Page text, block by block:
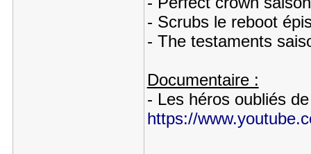
- Scrubs le reboot
- The testaments
Documentaire :
- Les héros oubliés
https://